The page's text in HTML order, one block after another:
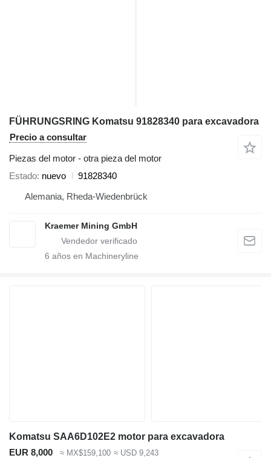
FÜHRUNGSRING Komatsu 91828340 para excavadora
Precio a consultar
Piezas del motor - otra pieza del motor
Estado nuevo
91828340
Alemania, Rheda-Wiedenbrück
Kraemer Mining GmbH
6 años en Machineryline
Komatsu SAA6D102E2 motor para excavadora
EUR 8,000
≈ MX$159,100 ≈ USD 9,243